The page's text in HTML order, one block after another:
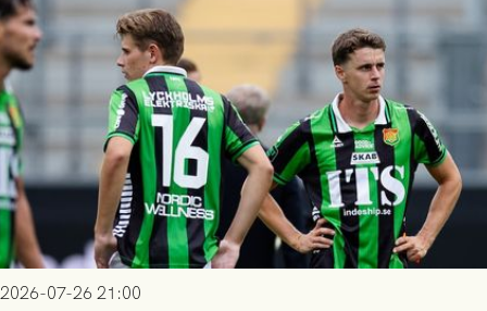
2026-07-26 21:00